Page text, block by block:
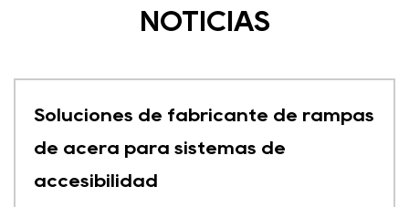
NOTICIAS
Soluciones de fabricante de rampas
de acera para sistemas de
accesibilidad